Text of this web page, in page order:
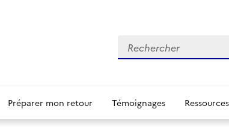
Rechercher
Préparer mon retour Témoignages Ressources